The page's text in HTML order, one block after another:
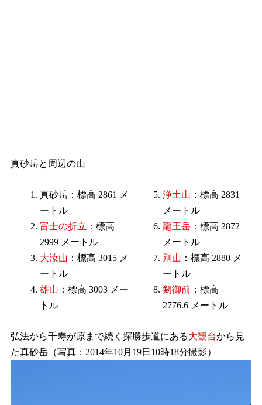
真砂岳と周辺の山
真砂岳：標高 2861 メ
ートル
富士の折立 ：標高
2999 メートル
大汝山 ：標高 3015 メ
ートル
雄山 ：標高 3003 メー
トル
浄土山 ：標高 2831
メートル
龍王岳 ：標高 2872
メートル
別山 ：標高 2880 メ
ートル
剱御前 ：標高
2776.6 メートル
弘法から千寿が原まで続く探勝歩道にある大観台から見
た真砂岳（写真：2014年10月19日10時18分撮影）